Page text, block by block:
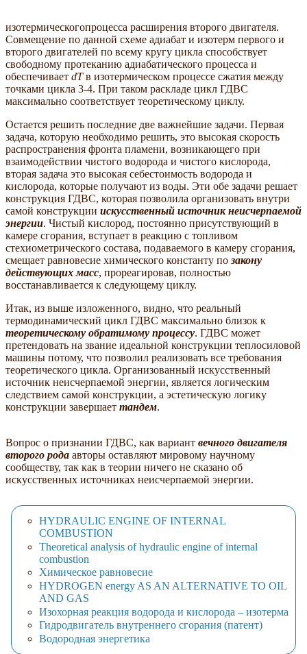
изотермическогопроцесса расширения второго двигателя.
Совмещение по данной схеме адиабат и изотерм первого и
второго двигателей по всему кругу цикла способствует
свободному протеканию адиабатического процесса и
обеспечивает dTв изотермическом процессе сжатия между
точками цикла 3-4. При таком раскладе цикл ГДВС
максимально соответствует теоретическому циклу.
Остается решить последние две важнейшие задачи. Первая
задача, которую необходимо решить, это высокая скорость
распространения фронта пламени, возникающего при
взаимодействии чистого водорода и чистого кислорода,
вторая задача это высокая себестоимость водорода и
кислорода, которые получают из воды. Эти обе задачи решает
конструкция ГДВС, которая позволила организовать внутри
самой конструкции искусственный источник неисчерпаемой
энергии. Чистый кислород, постоянно присутствующий в
камере сгорания, вступает в реакцию с топливом
стехиометрического состава, подаваемого в камеру сгорания,
смещает равновесие химического константу по закону
действующих масс, прореагировав, полностью
восстанавливается к следующему циклу.
Итак, из выше изложенного, видно, что реальный
термодинамический цикл ГДВС максимально близок к
теоретическому обратимому процессу. ГДВС может
претендовать на звание идеальной конструкции теплосиловой
машины потому, что позволил реализовать все требования
теоретического цикла. Организованный искусственный
источник неисчерпаемой энергии, является логическим
следствием самой конструкции, а эстетическую логику
конструкции завершает тандем.
Вопрос о признании ГДВС, как вариант вечного двигателя
второго рода авторы оставляют мировому научному
сообществу, так как в теории ничего не сказано об
искусственных источниках неисчерпаемой энергии.
HYDRAULIC ENGINE OF INTERNAL
COMBUSTION
Theoretical analysis of hydraulic engine of internal
combustion
Химическое равновесие
HYDROGEN energy AS AN ALTERNATIVE TO OIL
AND GAS
Изохорная реакция водорода и кислорода – изотерма
Гидродвигатель внутреннего сгорания (патент)
Водородная энергетика